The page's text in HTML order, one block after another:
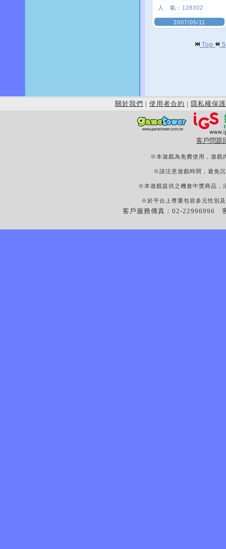
人 氣： 128302
2007/05/11
Top 5
關於我們 | 使用者合約 | 隱私權保護
客戶問題
※本遊戲為免費使用，遊戲
※請注意遊戲時間，避免
※本遊戲提供之機會中獎商品，
※於平台上尊重包容多元性別
客戶服務傳真：02-22996996